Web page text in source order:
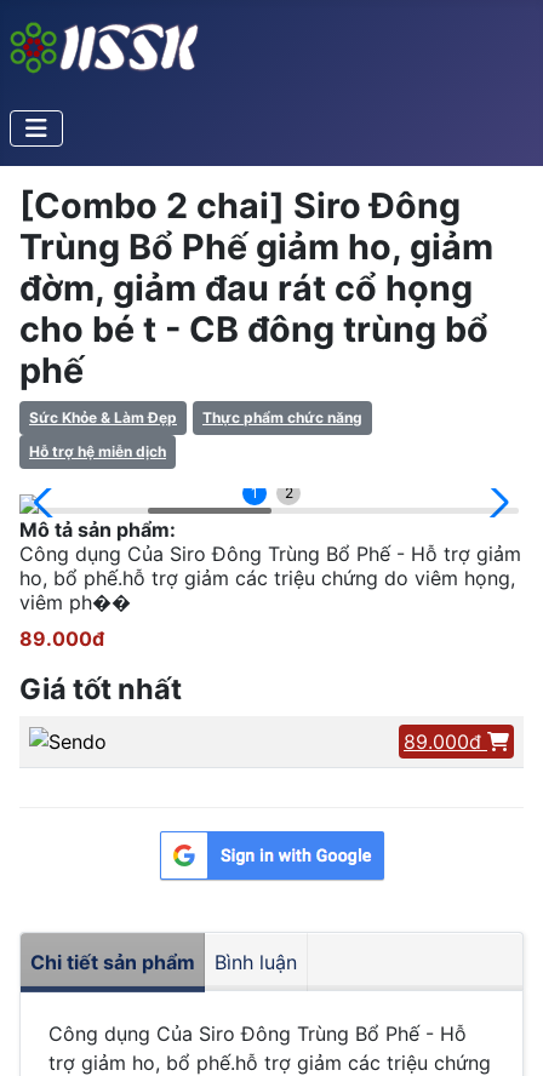
[Combo 2 chai] Siro Đông
Trùng Bổ Phế giảm ho, giảm
đờm, giảm đau rát cổ họng
cho bé t - CB đông trùng bổ
phế
Sức Khỏe & Làm Đẹp
Thực phẩm chức năng
Hỗ trợ hệ miễn dịch
1 2
Mô tả sản phẩm:
Công dụng Của Siro Đông Trùng Bổ Phế - Hỗ trợ giảm
ho, bổ phế.hỗ trợ giảm các triệu chứng do viêm họng,
viêm ph��
89.000đ
Giá tốt nhất
89.000đ
Chi tiết sản phẩm Bình luận
Công dụng Của Siro Đông Trùng Bổ Phế - Hỗ
trợ giảm ho, bổ phế.hỗ trợ giảm các triệu chứng